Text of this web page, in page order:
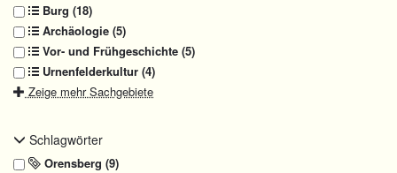
Burg (18)
Archäologie (5)
Vor- und Frühgeschichte (5)
Urnenfelderkultur (4)
Zeige mehr Sachgebiete
Schlagwörter
Orensberg (9)